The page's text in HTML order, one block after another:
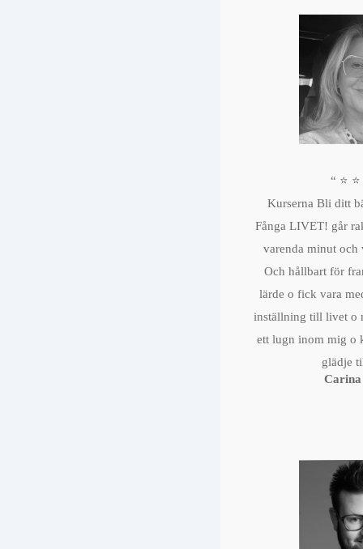
“ ⭐️ ⭐️
Kurserna Bli ditt
Fånga LIVET! går
varenda minut och
Och hållbart för
lärde o fick vara
inställning till livet o
ett lugn inom mig o
glädje